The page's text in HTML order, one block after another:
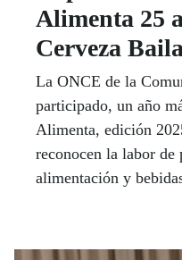
Alimenta 25
Cerveza
La ONCE de la
participado, un año
Alimenta, edición
reconocen la labor de
alimentación y
de la Comunidad, fue